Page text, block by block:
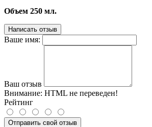
Объем 250 мл.
Написать отзыв
Ваше имя:
Ваш отзыв
Внимание: HTML не переведен!
Рейтинг
Отправить свой отзыв